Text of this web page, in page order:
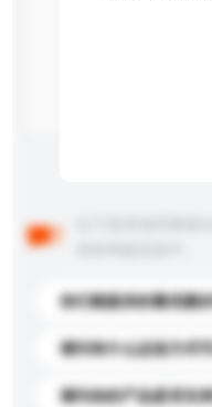
你们能提供的最优惠
请问有什么运送方式
请问你的产品是否支持